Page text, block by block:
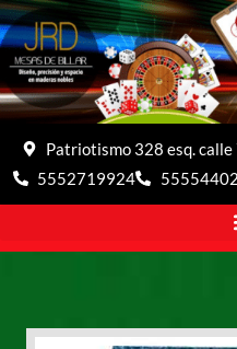
Patriotismo 328 esq. calle
5552719924